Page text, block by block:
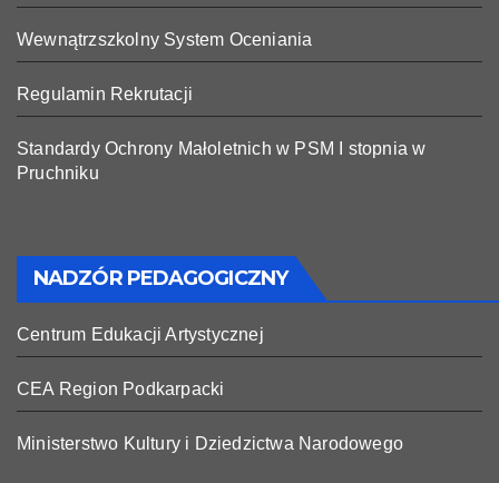
Wewnątrzszkolny System Oceniania
Regulamin Rekrutacji
Standardy Ochrony Małoletnich w PSM I stopnia w
Pruchniku
NADZÓR PEDAGOGICZNY
Centrum Edukacji Artystycznej
CEA Region Podkarpacki
Ministerstwo Kultury i Dziedzictwa Narodowego